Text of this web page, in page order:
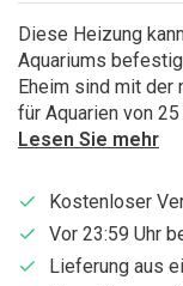
Diese Heizung
Aquariums
Eheim sind mit der
für Aquarien von
Lesen Sie mehr
Kostenloser
Vor 23:59 Uhr
Lieferung aus